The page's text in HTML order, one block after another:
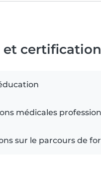
et
médicales
sur le parcours de